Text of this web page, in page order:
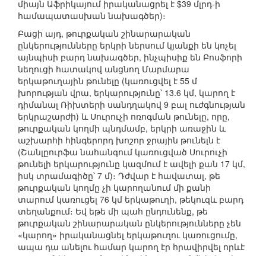
միայն Աֆրիկայում իրականացրել է $39 մլրդ-ի
համապատասխան նախագծեր)։
Բացի այդ, թուրքական շինարարական
ընկերությունները երկրի ներսում կյանքի են կոչել
այնպիսի բարդ նախագծեր, ինչպիսիք են Բոսֆորի
նեղուցի հատակով անցնող Մարմարա
երկաթուղային թունելը (կառուցվել է 55 մ
խորության վրա, երկարությունը՝ 13.6 կմ, կարող է
դիմանալ Ռիխտերի սանդղակով 9 բալ ուժգնության
երկրաշարժի) և Սուրուչի ոռոգման թունելը, որը,
թուրքական կողմի պնդմամբ, երկրի առաջին և
աշխարհի հինգերորդ խոշոր ջրային թունելն է
(Շանլըուրֆա նահանգում կառուցված Սուրուչի
թունելի երկարությունը կազմում է ավելի քան 17 կմ,
իսկ տրամագիծը՝ 7 մ)։ Դժվար է հավատալ, թե
թուրքական կողմը չի կարողանում մի քանի
տարում կառուցել 76 կմ երկաթուղի, թեկուզև բարդ
տեղանքում։ Եվ եթե մի պահ ընդունենք, թե
թուրքական շինարարական ընկերությունները չեն
«կարող» իրականացնել երկաթուղու կառուցումը,
ապա դա անելու համար կարող էր հրավիրվել որևէ